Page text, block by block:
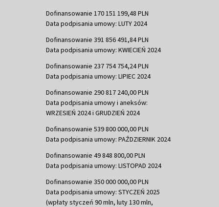
Dofinansowanie 170 151 199,48 PLN
Data podpisania umowy: LUTY 2024
Dofinansowanie 391 856 491,84 PLN
Data podpisania umowy: KWIECIEŃ 2024
Dofinansowanie 237 754 754,24 PLN
Data podpisania umowy: LIPIEC 2024
Dofinansowanie 290 817 240,00 PLN
Data podpisania umowy i aneksów:
WRZESIEŃ 2024 i GRUDZIEŃ 2024
Dofinansowanie 539 800 000,00 PLN
Data podpisania umowy: PAŹDZIERNIK 2024
Dofinansowanie 49 848 800,00 PLN
Data podpisania umowy: LISTOPAD 2024
Dofinansowanie 350 000 000,00 PLN
Data podpisania umowy: STYCZEŃ 2025
(wpłaty styczeń 90 mln, luty 130 mln,